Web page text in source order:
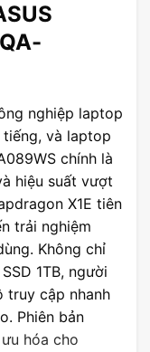
nghiệp laptop
và laptop
chính là
hiệu suất vượt
X1E tiên
trải nghiệm
Không chỉ
1TB, người
truy cập nhanh
Phiên bản
hóa cho